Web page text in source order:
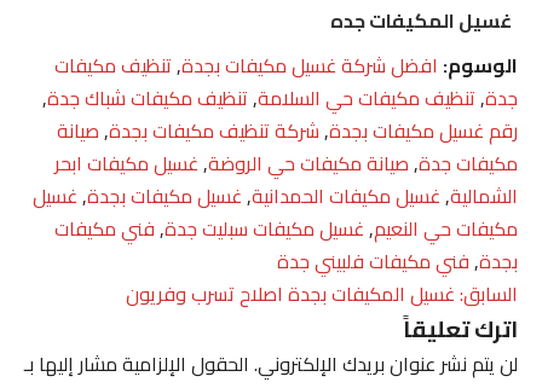
غسيل المكيفات جده
الوسوم: افضل شركة غسيل مكيفات بجدة,تنظيف مكيفات
جدة,تنظيف مكيفات حي السلامة,تنظيف مكيفات شباك جدة,
رقم غسيل مكيفات بجدة,شركة تنظيف مكيفات بجدة,صيانة
مكيفات جدة,صيانة مكيفات حي الروضة,غسيل مكيفات ابحر
الشمالية,غسيل مكيفات الحمدانية,غسيل مكيفات بجدة,غسيل
مكيفات حي النعيم,غسيل مكيفات سبليت جدة,فني مكيفات
بجدة,فني مكيفات فلبيني جدة
تصفّح
المقالات
السابق:غسيل المكيفات بجدة اصلاح تسرب وفريون
اترك تعليقاً
لن يتم نشر عنوان بريدك الإلكتروني. الحقول الإلزامية مشار إليها بـ